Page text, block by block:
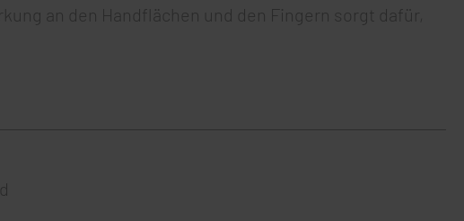
an den Handflächen und den Fingern sorgt dafür,